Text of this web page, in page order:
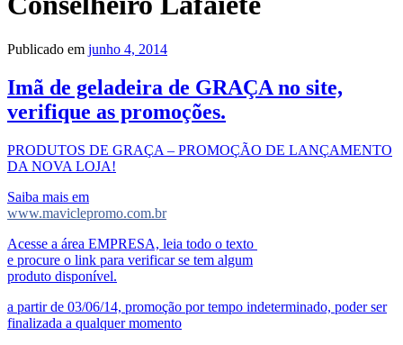
Publicado em junho 4, 2014
Imã de geladeira de GRAÇA no site,
verifique as promoções.
PRODUTOS DE GRAÇA – PROMOÇÃO DE LANÇAMENTO
DA NOVA LOJA!
Saiba mais em
www.maviclepromo.com.br
Acesse a área EMPRESA, leia todo o texto
e procure o link para verificar se tem algum
produto disponível.
a partir de 03/06/14, promoção por tempo indeterminado, poder ser
finalizada a qualquer momento